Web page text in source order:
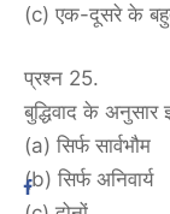
(c) एक-दूसरे के
प्रश्न 25.
बुद्धिवाद के अनुसार
(a) सिर्फ सार्वभौम
(b) सिर्फ अनिवार्य